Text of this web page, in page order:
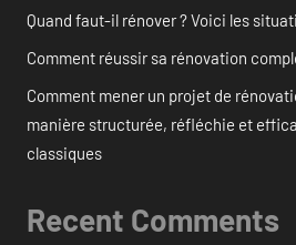
Quand faut-il rénover ? Voici les
Comment réussir sa rénovation
Comment mener un projet de
manière structurée, réfléchie et
classiques
Recent Comments